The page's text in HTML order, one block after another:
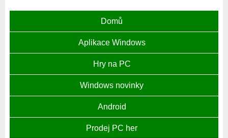
Domů
Aplikace Windows
Hry na PC
Windows novinky
Android
Prodej PC her